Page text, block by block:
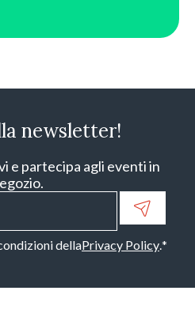
newsletter!
e partecipa agli eventi in
dellaPrivacy Policy*